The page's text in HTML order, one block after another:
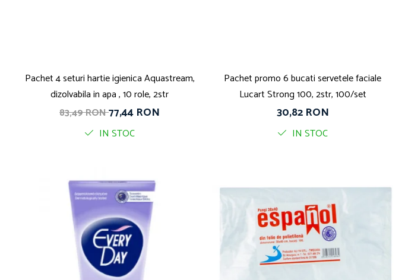
Pachet 4 seturi hartie igienica Aquastream,
dizolvabila in apa , 10 role, 2str
83,49 RON77,44 RON
IN STOC
Pachet promo 6 bucati servetele faciale
Lucart Strong 100, 2str, 100/set
30,82 RON
IN STOC